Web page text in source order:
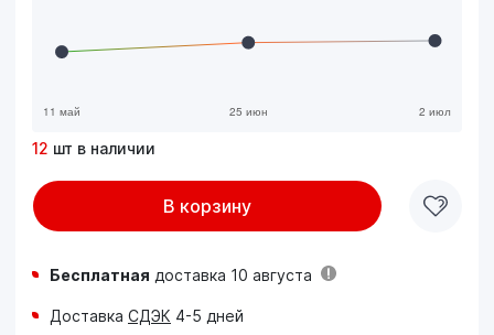
12 шт в наличии
В корзину
Бесплатная доставка 10 августа
Доставка СДЭК 4-5 дней